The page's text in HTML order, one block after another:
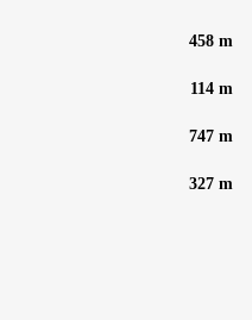
458 m
114 m
747 m
327 m